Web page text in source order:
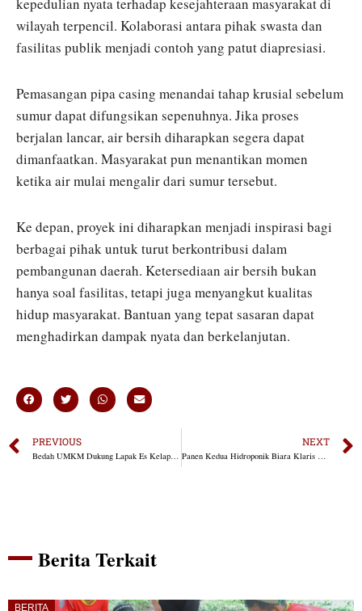
wilayah terpencil. Kolaborasi antara pihak swasta dan
fasilitas publik menjadi contoh yang patut diapresiasi.
Pemasangan pipa casing menandai tahap krusial sebelum
sumur dapat difungsikan sepenuhnya. Jika proses
berjalan lancar, air bersih diharapkan segera dapat
dimanfaatkan. Masyarakat pun menantikan momen
ketika air mulai mengalir dari sumur tersebut.
Ke depan, proyek ini diharapkan menjadi inspirasi bagi
berbagai pihak untuk turut berkontribusi dalam
pembangunan daerah. Ketersediaan air bersih bukan
hanya soal fasilitas, tetapi juga menyangkut kualitas
hidup masyarakat. Bantuan yang tepat sasaran dapat
menghadirkan dampak nyata dan berkelanjutan.
PREVIOUS NEXT
Berita Terkait
BERITA